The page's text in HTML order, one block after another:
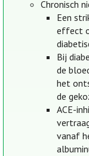
Chronisch
Een
effect
Bij
de
het
de
ACE-
vanaf